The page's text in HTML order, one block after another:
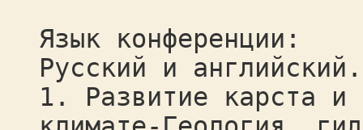
Язык конференции:
Русский и
1. Развитие карста и